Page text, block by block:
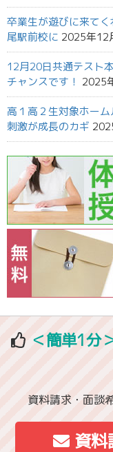
卒業生が遊びに来て
尾駅前校に 2025年12
12月20日共通テスト
チャンスです！ 2025
高１高２生対象ホー
刺激が成長のカギ
＜簡単1分
資料請求・面談
資料